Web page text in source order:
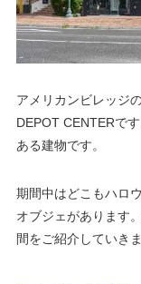
アメリカンビレッジ
DEPOT CENTERで
ある建物です。
期間中はどこもハロ
オブジェがあります
間をご紹介していきま